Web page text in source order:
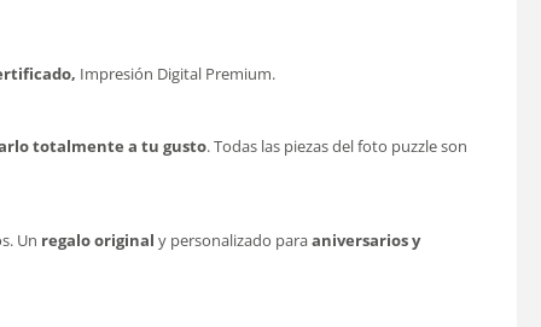
Impresión Digital Premium.
totalmente a tu gusto. Todas las piezas del foto puzzle son
Un regalo original y personalizado paraaniversarios y